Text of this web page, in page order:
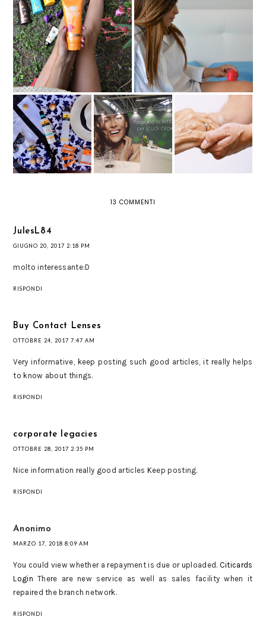
#YESFILTER, CON I SOLARI DI
BOTTEGA VERDE
SLIMCUP: TUTTO QUELLO CHE
C'È DA SAPERE SULLA
COPPETTA ANTICELLULITE
HELIOCARE:
PROTEZIONE
SOLARE AVANZATA
IN&OUT
BIOSCALIN SIGNAL
REVOLUTION
CONQUISTA IL
COSMOFARMA
2017
ASSOCIAZIONE
ANTEA ONLUS, A
SOSTEGNO DEI
MALATI TERMINALI
DI CANCRO
13 COMMENTI
JulesL84
GIUGNO 20, 2017 2:18 PM
molto interessante:D
RISPONDI
Buy Contact Lenses
OTTOBRE 24, 2017 7:47 AM
Very informative, keep posting such good articles, it really helps
to know about things.
RISPONDI
corporate legacies
OTTOBRE 28, 2017 2:35 PM
Nice information really good articles Keep posting.
RISPONDI
Anonimo
MARZO 17, 2018 8:09 AM
You could view whether a repayment is due or uploaded. Citicards
Login There are new service as well as sales facility when it
repaired the branch network.
RISPONDI